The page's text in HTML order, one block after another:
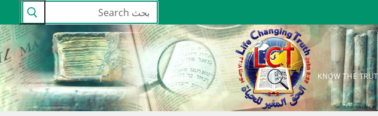
البحث
عن: